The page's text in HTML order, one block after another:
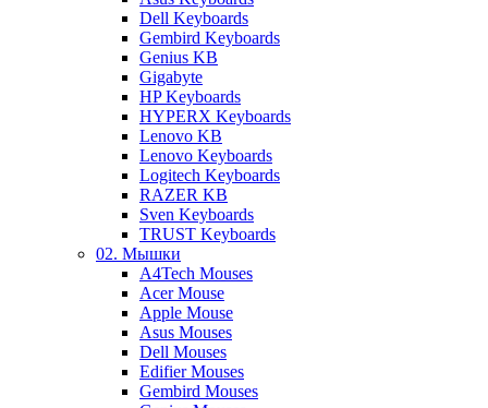
Dell Keyboards
Gembird Keyboards
Genius KB
Gigabyte
HP Keyboards
HYPERX Keyboards
Lenovo KB
Lenovo Keyboards
Logitech Keyboards
RAZER KB
Sven Keyboards
TRUST Keyboards
02. Мышки
A4Tech Mouses
Acer Mouse
Apple Mouse
Asus Mouses
Dell Mouses
Edifier Mouses
Gembird Mouses